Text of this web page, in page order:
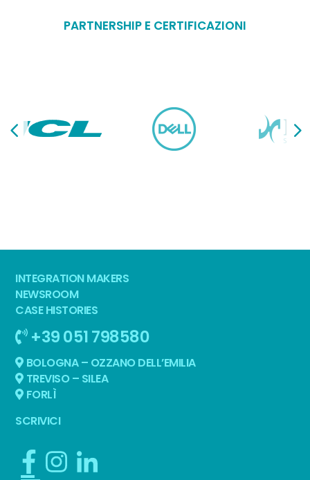
PARTNERSHIP E CERTIFICAZIONI
INTEGRATION MAKERS
NEWSROOM
CASE HISTORIES
+39 051 798580
BOLOGNA – OZZANO DELL’EMILIA
TREVISO – SILEA
FORLÌ
SCRIVICI